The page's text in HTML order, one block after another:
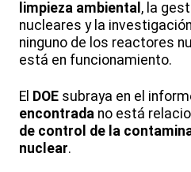
limpieza ambiental , la
nucleares y la
ninguno de los reactores
está en funcionamiento.
El DOE subraya en el
encontrada no está
de control de la
nuclear.